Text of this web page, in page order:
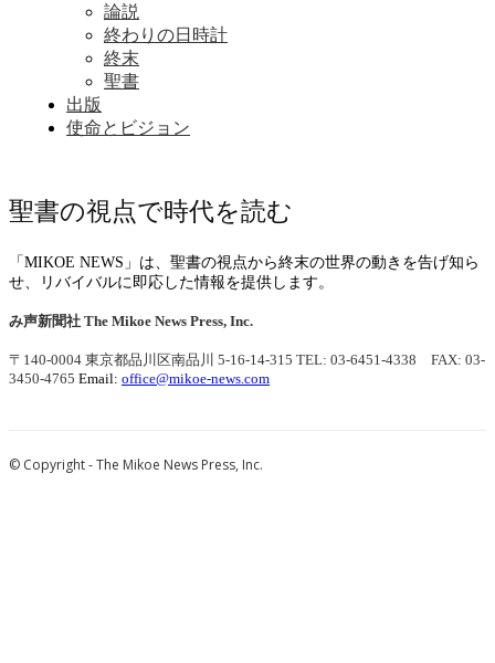
論説
終わりの日時計
終末
聖書
出版
使命とビジョン
聖書の視点で時代を読む
「MIKOE NEWS」は、聖書の視点から終末の世界の動きを告げ知ら
せ、リバイバルに即応した情報を提供します。
み声新聞社 The Mikoe News Press, Inc.
〒140-0004 東京都品川区南品川 5-16-14-315 TEL: 03-6451-4338 FAX: 03-
3450-4765 Email: office@mikoe-news.com
© Copyright - The Mikoe News Press, Inc.